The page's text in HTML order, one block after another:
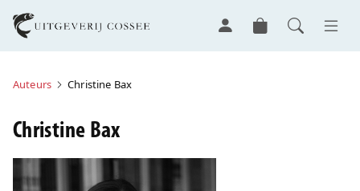
Auteurs Christine Bax
Christine Bax